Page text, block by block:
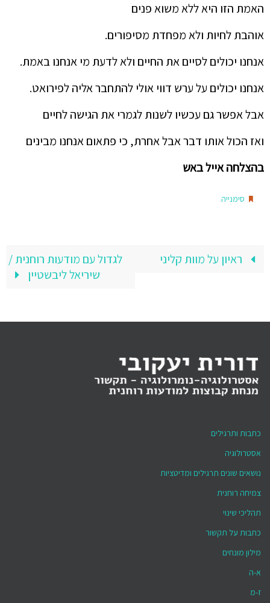
האמת הזו היא ללא משוא פנים
אוהבת לחיות ולא מפחדת מסיפורים.
אנחנו יכולים לסיים את החיים ולא לדעת מי אנחנו באמת.
אנחנו יכולים על ערש דווי אולי להתחבר אליה לפירואט.
אבל אפשר גם עכשיו לשנות לגמרי את הגישה לחיים
ואז הכול אותו דבר אבל אחרת, כי פתאום אנחנו מבינים
בהצלחה אייל באש
סימנייה.
ראיון על מוות קליני
לגדול עם מודעות רוחנית /
שיריאל ליבשטיין
כתבות ותרגילים
אסטרולוגיה
נושאים שונים תרגילים ומדיטציות
צמיחה רוחנית
תהליכי שינוי
כתבות על תקשור
מילון מונחים
א-ה
ז-מ